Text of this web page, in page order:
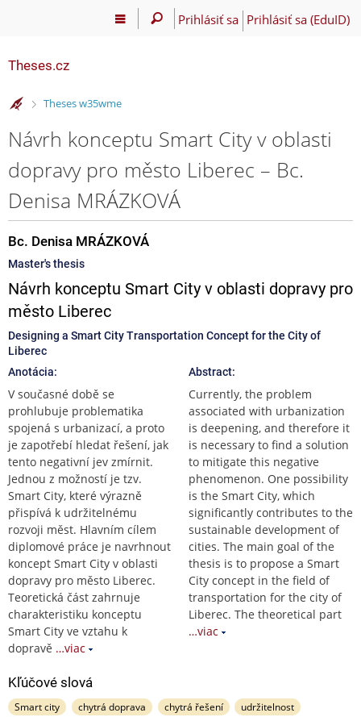
Prihlásiť sa Prihlásiť sa (EduID)
Theses.cz
>
Theses w35wme
Návrh konceptu Smart City v oblasti
dopravy pro město Liberec – Bc.
Denisa MRÁZKOVÁ
Bc. Denisa MRÁZKOVÁ
Master's thesis
Návrh konceptu Smart City v oblasti dopravy pro
město Liberec
Designing a Smart City Transportation Concept for the City of
Liberec
Anotácia:
V současné době se
prohlubuje problematika
spojená s urbanizací, a proto
je zapotřebí hledat řešení, jak
tento negativní jev zmírnit.
Jednou z možností je tzv.
Smart City, které výrazně
přispívá k udržitelnému
rozvoji měst. Hlavním cílem
diplomové práce je navrhnout
koncept Smart City v oblasti
dopravy pro město Liberec.
Teoretická část zahrnuje
charakteristiku konceptu
Smart City ve vztahu k
dopravě …viac
Abstract:
Currently, the problem
associated with urbanization
is deepening, and therefore it
is necessary to find a solution
to mitigate this negative
phenomenon. One possibility
is the Smart City, which
significantly contributes to the
sustainable development of
cities. The main goal of the
thesis is to propose a Smart
City concept in the field of
transportation for the city of
Liberec. The theoretical part
…viac
Kľúčové slová
Smart city chytrá doprava chytrá řešení
udržitelnost